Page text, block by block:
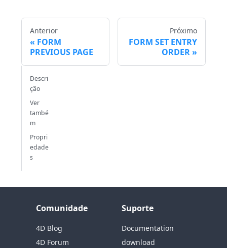
Anterior
FORM
PREVIOUS PAGE
Próximo
FORM SET ENTRY
ORDER
Descri
ção
Ver
també
m
Propri
edade
s
Comunidade
4D Blog
4D Forum
Suporte
Documentation
download